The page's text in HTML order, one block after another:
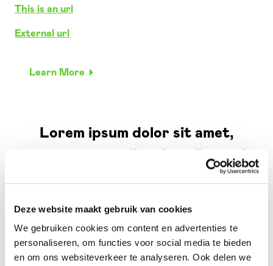
Deze website maakt gebruik van cookies
We gebruiken cookies om content en advertenties te
personaliseren, om functies voor social media te bieden
en om ons websiteverkeer te analyseren. Ook delen we
This is an url
External url
Learn More
Lorem ipsum dolor sit amet,
consetetur sadipscing elitr, sed
diam nonumy eirmod tempor